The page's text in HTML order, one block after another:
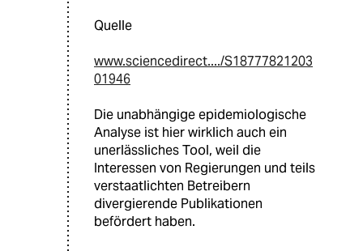
Quelle
www.sciencedirect..../S18777821203
01946
Die unabhängige epidemiologische
Analyse ist hier wirklich auch ein
unerlässliches Tool, weil die
Interessen von Regierungen und teils
verstaatlichten Betreibern
divergierende Publikationen
befördert haben.